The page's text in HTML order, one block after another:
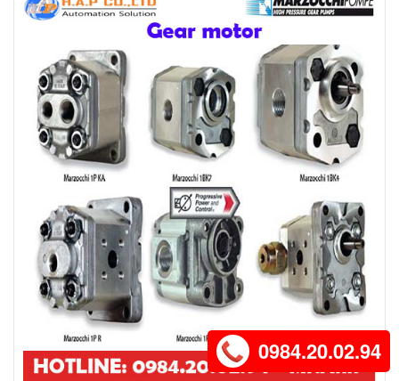
0984.20.02.94